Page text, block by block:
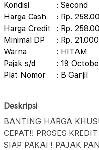
Kondisi
: Second
Harga Cash
: Rp.
Harga Credit
: Rp.
Minimal DP
: Rp.
Warna
: HITAM
Pajak s/d
: 19
Plat Nomor
: B Ganjil
Deskripsi
BANTING HARGA
CEPAT!! PROSES
SIAP PAKAI!! PAJAK